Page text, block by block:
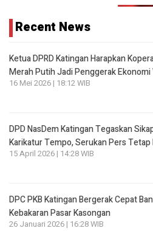
Recent News
Ketua DPRD Katingan Harapkan
Merah Putih Jadi Penggerak Ekonomi
16 Mei 2026 | 18:12 WIB
DPD NasDem Katingan Tegaskan
Karikatur Tempo, Serukan Pers
15 April 2026 | 14:28 WIB
DPC PKB Katingan Bergerak Cepat
Kebakaran Pasar Kasongan
26 Januari 2026 | 16:28 WIB